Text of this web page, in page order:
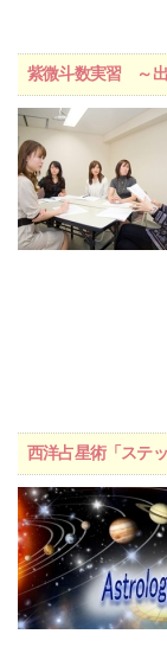
紫微斗数実習 ～出
西洋占星術「ステ